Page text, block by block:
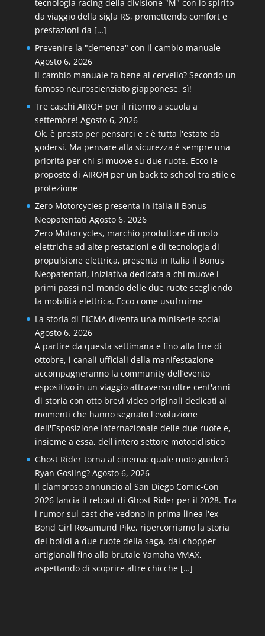
tecnologia racing della divisione "M" con lo spirito
da viaggio della sigla RS, promettendo comfort e
prestazioni da […]
Prevenire la "demenza" con il cambio manuale
Agosto 6, 2026
Il cambio manuale fa bene al cervello? Secondo un
famoso neuroscienziato giapponese, sì!
Tre caschi AIROH per il ritorno a scuola a
settembre! Agosto 6, 2026
Ok, è presto per pensarci e c'è tutta l'estate da
godersi. Ma pensare alla sicurezza è sempre una
priorità per chi si muove su due ruote. Ecco le
proposte di AIROH per un back to school tra stile e
protezione
Zero Motorcycles presenta in Italia il Bonus
Neopatentati Agosto 6, 2026
Zero Motorcycles, marchio produttore di moto
elettriche ad alte prestazioni e di tecnologia di
propulsione elettrica, presenta in Italia il Bonus
Neopatentati, iniziativa dedicata a chi muove i
primi passi nel mondo delle due ruote scegliendo
la mobilità elettrica. Ecco come usufruirne
La storia di EICMA diventa una miniserie social
Agosto 6, 2026
A partire da questa settimana e fino alla fine di
ottobre, i canali ufficiali della manifestazione
accompagneranno la community dell’evento
espositivo in un viaggio attraverso oltre cent'anni
di storia con otto brevi video originali dedicati ai
momenti che hanno segnato l'evoluzione
dell'Esposizione Internazionale delle due ruote e,
insieme a essa, dell'intero settore motociclistico
Ghost Rider torna al cinema: quale moto guiderà
Ryan Gosling? Agosto 6, 2026
Il clamoroso annuncio al San Diego Comic-Con
2026 lancia il reboot di Ghost Rider per il 2028. Tra
i rumor sul cast che vedono in prima linea l'ex
Bond Girl Rosamund Pike, ripercorriamo la storia
dei bolidi a due ruote della saga, dai chopper
artigianali fino alla brutale Yamaha VMAX,
aspettando di scoprire altre chicche […]